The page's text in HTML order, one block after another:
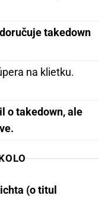
takedown
na klietku.
o takedown, ale
(o titul